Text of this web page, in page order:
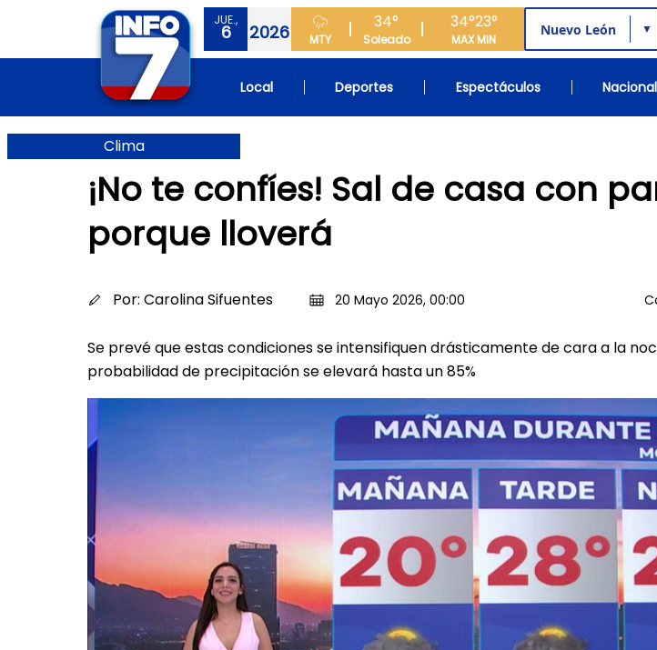
JUE.,
6 2026 MTY
34°
Soleado
34°
MAX
23°
MIN
▼
Local Deportes Espectáculos Nacional
Clima
¡No te confíes! Sal de casa con
porque lloverá
Por: Carolina Sifuentes 20 Mayo 2026, 00:00
Se prevé que estas condiciones se intensifiquen drásticamente de cara a la
probabilidad de precipitación se elevará hasta un 85%